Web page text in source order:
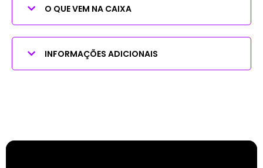
O QUE VEM NA CAIXA
INFORMAÇÕES ADICIONAIS